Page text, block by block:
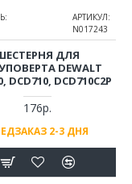
АРТИКУЛ:
N017243
ДЛЯ
DEWALT
DCD710, DCD710C2P
176р.
2-3 ДНЯ